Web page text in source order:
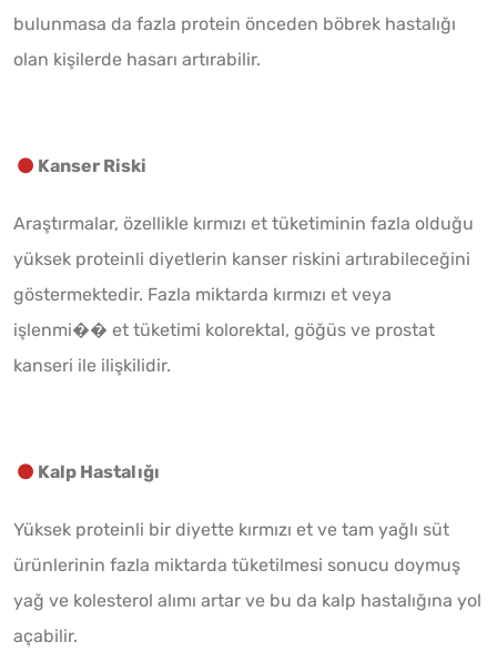
bulunmasa da fazla protein önceden böbrek hastalığı
olan kişilerde hasarı artırabilir.
Kanser Riski
Araştırmalar, özellikle kırmızı et tüketiminin fazla olduğu
yüksek proteinli diyetlerin kanser riskini artırabileceğini
göstermektedir. Fazla miktarda kırmızı et veya
işlenmi�� et tüketimi kolorektal, göğüs ve prostat
kanseri ile ilişkilidir.
Kalp Hastalığı
Yüksek proteinli bir diyette kırmızı et ve tam yağlı süt
ürünlerinin fazla miktarda tüketilmesi sonucu doymuş
yağ ve kolesterol alımı artar ve bu da kalp hastalığına yol
açabilir.